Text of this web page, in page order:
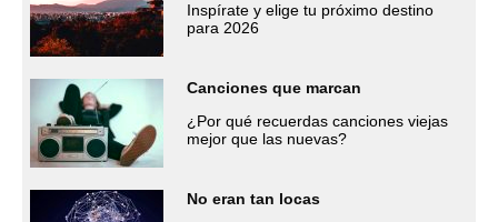
Inspírate y elige tu próximo destino
para 2026
Canciones que marcan
¿Por qué recuerdas canciones viejas
mejor que las nuevas?
No eran tan locas